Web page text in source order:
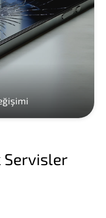
Servisler